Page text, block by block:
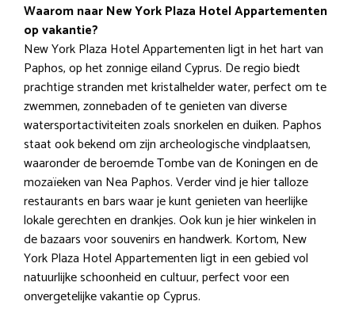
Waarom naar New York Plaza Hotel Appartementen
op vakantie?
New York Plaza Hotel Appartementen ligt in het hart van
Paphos, op het zonnige eiland Cyprus. De regio biedt
prachtige stranden met kristalhelder water, perfect om te
zwemmen, zonnebaden of te genieten van diverse
watersportactiviteiten zoals snorkelen en duiken. Paphos
staat ook bekend om zijn archeologische vindplaatsen,
waaronder de beroemde Tombe van de Koningen en de
mozaïeken van Nea Paphos. Verder vind je hier talloze
restaurants en bars waar je kunt genieten van heerlijke
lokale gerechten en drankjes. Ook kun je hier winkelen in
de bazaars voor souvenirs en handwerk. Kortom, New
York Plaza Hotel Appartementen ligt in een gebied vol
natuurlijke schoonheid en cultuur, perfect voor een
onvergetelijke vakantie op Cyprus.